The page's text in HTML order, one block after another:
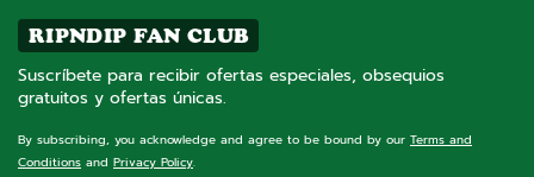
RIPNDIP FAN CLUB
Suscríbete para recibir ofertas especiales, obsequios
gratuitos y ofertas únicas.
By subscribing, you acknowledge and agree to be bound by our Terms and
Conditions and Privacy Policy.